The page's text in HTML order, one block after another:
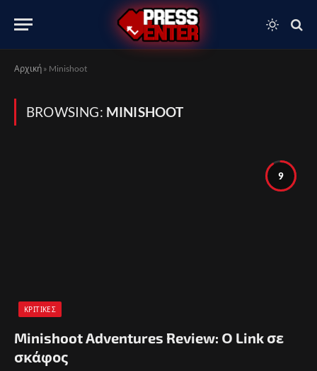
Αρχική » Minishoot
BROWSING: MINISHOOT
9
ΚΡΙΤΙΚΈΣ
Minishoot Adventures Review: Ο Link σε
σκάφος